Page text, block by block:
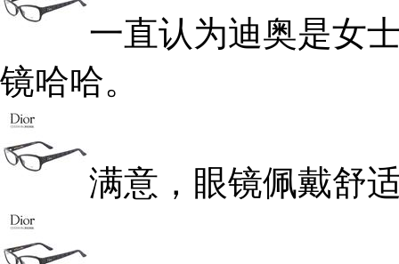
一直认为迪奥是女
镜哈哈。
满意，眼镜佩戴舒